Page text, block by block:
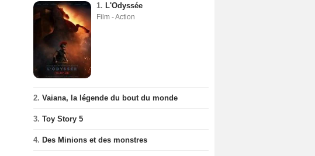
1. L'Odyssée
Film - Action
2. Vaiana, la légende du bout du monde
3. Toy Story 5
4. Des Minions et des monstres